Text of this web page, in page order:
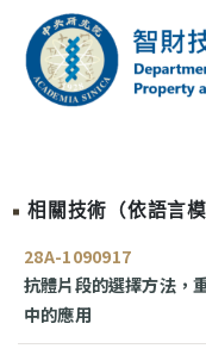
跳到主要內容區塊
中央研
相關技術（依語言
28A-1090917
抗體片段的選擇方法，
中的應用